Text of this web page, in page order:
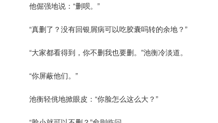
他倔强地说：“删呗。”
“真删了？没有回银屑病可以吃胶囊吗转的余地？”
“大家都看得到，你不删我也要删。”池衡冷淡道。
“你屏蔽他们。”
池衡轻佻地掀眼皮：“你脸怎么这么大？”